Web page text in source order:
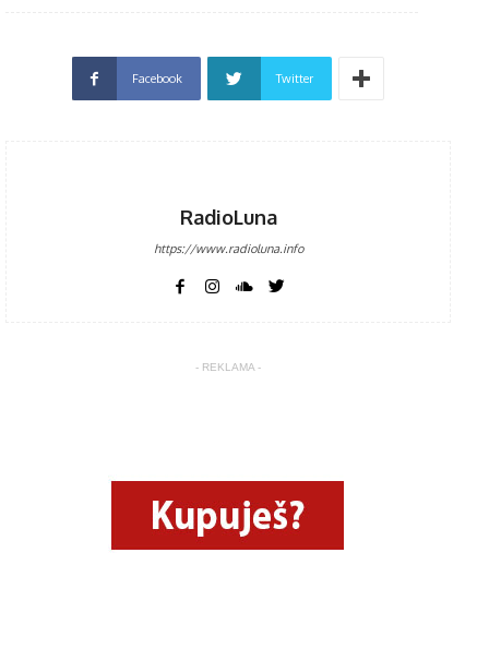
Facebook Twitter
RadioLuna
https://www.radioluna.info
- REKLAMA -